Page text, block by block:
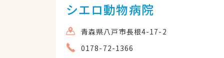
シエロ動物病院
青森県八戸市長根4-17-2
0178-72-1366